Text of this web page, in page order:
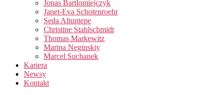
Jonas Bartlomiejczyk
Janet-Eva Schotenroehr
Seda Altuntepe
Christine Stahlschmidt
Thomas Markewitz
Marina Neginskiy
Marcel Suchanek
Kariera
Newsy
Kontakt